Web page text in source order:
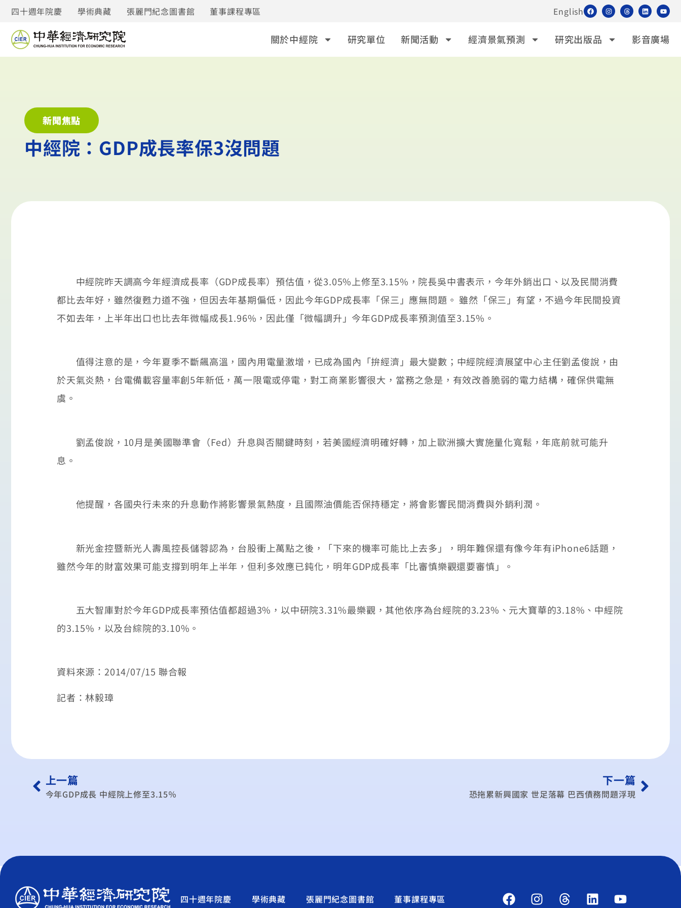
四十週年院慶 學術典藏 張麗門紀念圖書館 董事課程專區 English
關於中經院 研究單位 新聞活動 經濟景氣預測 研究出版品 影音廣場
新聞焦點
中經院：GDP成長率保3沒問題
中經院昨天調高今年經濟成長率（GDP成長率）預估值，從3.05%上修至3.15%，院長吳中書表示，今年外銷出口、以及民間消費
都比去年好，雖然復甦力道不強，但因去年基期偏低，因此今年GDP成長率「保三」應無問題。 雖然「保三」有望，不過今年民間投資
不如去年，上半年出口也比去年微幅成長1.96%，因此僅「微幅調升」今年GDP成長率預測值至3.15%。
值得注意的是，今年夏季不斷飆高溫，國內用電量激增，已成為國內「拚經濟」最大變數；中經院經濟展望中心主任劉孟俊說，由
於天氣炎熱，台電備載容量率創5年新低，萬一限電或停電，對工商業影響很大，當務之急是，有效改善脆弱的電力結構，確保供電無
虞。
劉孟俊說，10月是美國聯準會（Fed）升息與否關鍵時刻，若美國經濟明確好轉，加上歐洲擴大實施量化寬鬆，年底前就可能升
息。
他提醒，各國央行未來的升息動作將影響景氣熱度，且國際油價能否保持穩定，將會影響民間消費與外銷利潤。
新光金控暨新光人壽風控長儲蓉認為，台股衝上萬點之後，「下來的機率可能比上去多」，明年難保還有像今年有iPhone6話題，
雖然今年的財富效果可能支撐到明年上半年，但利多效應已鈍化，明年GDP成長率「比審慎樂觀還要審慎」。
五大智庫對於今年GDP成長率預估值都超過3%，以中研院3.31%最樂觀，其他依序為台經院的3.23%、元大寶華的3.18%、中經院
的3.15%，以及台綜院的3.10%。
資料來源：2014/07/15 聯合報
記者：林毅璋
上一篇
今年GDP成長 中經院上修至3.15％
下一篇
恐拖累新興國家 世足落幕 巴西債務問題浮現
四十週年院慶 學術典藏 張麗門紀念圖書館 董事課程專區